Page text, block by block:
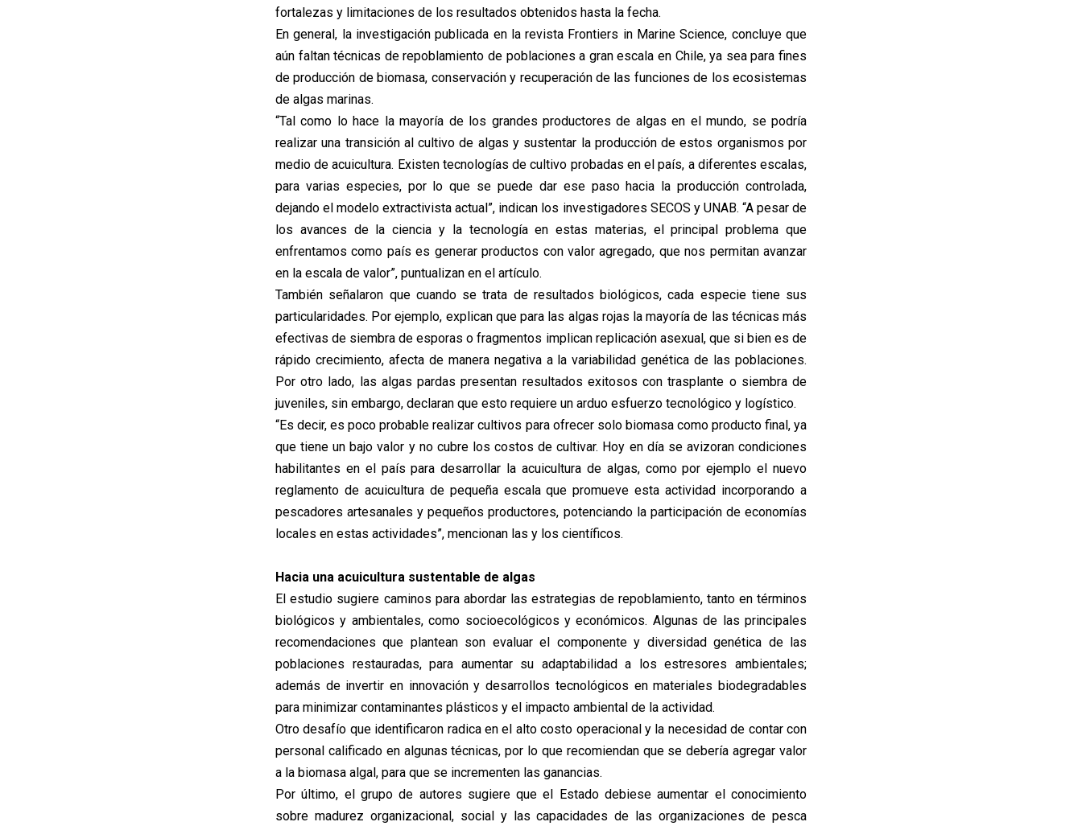
fortalezas y limitaciones de los resultados obtenidos hasta la fecha.
En general, la investigación publicada en la revista Frontiers in Marine Science, concluye que
aún faltan técnicas de repoblamiento de poblaciones a gran escala en Chile, ya sea para fines
de producción de biomasa, conservación y recuperación de las funciones de los ecosistemas
de algas marinas.
“Tal como lo hace la mayoría de los grandes productores de algas en el mundo, se podría
realizar una transición al cultivo de algas y sustentar la producción de estos organismos por
medio de acuicultura. Existen tecnologías de cultivo probadas en el país, a diferentes escalas,
para varias especies, por lo que se puede dar ese paso hacia la producción controlada,
dejando el modelo extractivista actual”, indican los investigadores SECOS y UNAB. “A pesar de
los avances de la ciencia y la tecnología en estas materias, el principal problema que
enfrentamos como país es generar productos con valor agregado, que nos permitan avanzar
en la escala de valor”, puntualizan en el artículo.
También señalaron que cuando se trata de resultados biológicos, cada especie tiene sus
particularidades. Por ejemplo, explican que para las algas rojas la mayoría de las técnicas más
efectivas de siembra de esporas o fragmentos implican replicación asexual, que si bien es de
rápido crecimiento, afecta de manera negativa a la variabilidad genética de las poblaciones.
Por otro lado, las algas pardas presentan resultados exitosos con trasplante o siembra de
juveniles, sin embargo, declaran que esto requiere un arduo esfuerzo tecnológico y logístico.
“Es decir, es poco probable realizar cultivos para ofrecer solo biomasa como producto final, ya
que tiene un bajo valor y no cubre los costos de cultivar. Hoy en día se avizoran condiciones
habilitantes en el país para desarrollar la acuicultura de algas, como por ejemplo el nuevo
reglamento de acuicultura de pequeña escala que promueve esta actividad incorporando a
pescadores artesanales y pequeños productores, potenciando la participación de economías
locales en estas actividades”, mencionan las y los científicos.
Hacia una acuicultura sustentable de algas
El estudio sugiere caminos para abordar las estrategias de repoblamiento, tanto en términos
biológicos y ambientales, como socioecológicos y económicos. Algunas de las principales
recomendaciones que plantean son evaluar el componente y diversidad genética de las
poblaciones restauradas, para aumentar su adaptabilidad a los estresores ambientales;
además de invertir en innovación y desarrollos tecnológicos en materiales biodegradables
para minimizar contaminantes plásticos y el impacto ambiental de la actividad.
Otro desafío que identificaron radica en el alto costo operacional y la necesidad de contar con
personal calificado en algunas técnicas, por lo que recomiendan que se debería agregar valor
a la biomasa algal, para que se incrementen las ganancias.
Por último, el grupo de autores sugiere que el Estado debiese aumentar el conocimiento
sobre madurez organizacional, social y las capacidades de las organizaciones de pesca